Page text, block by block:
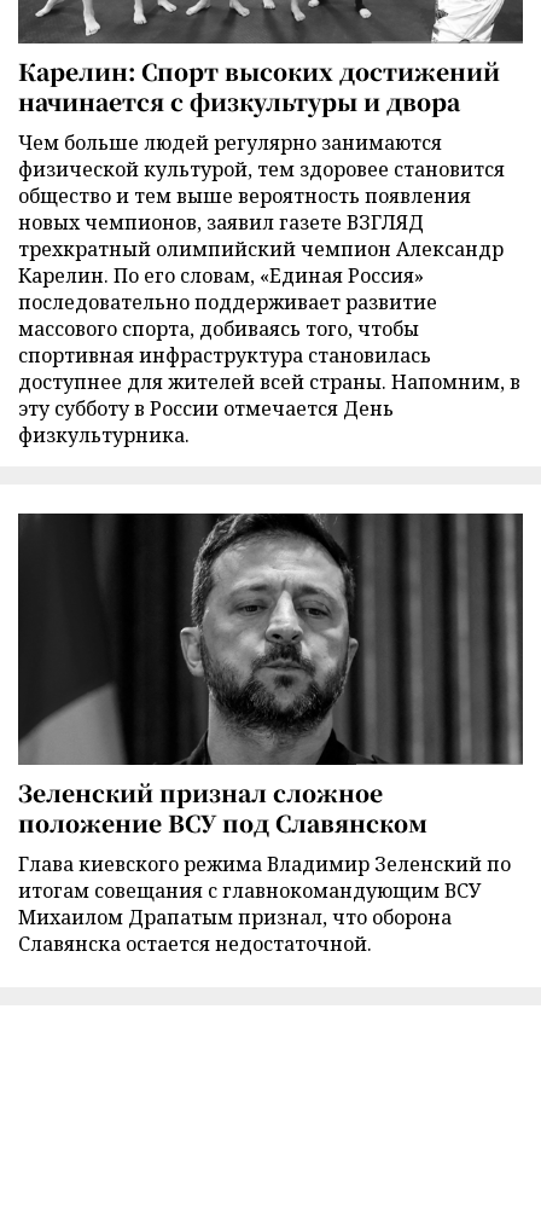
Карелин: Спорт высоких достижений
начинается с физкультуры и двора
Чем больше людей регулярно занимаются
физической культурой, тем здоровее становится
общество и тем выше вероятность появления
новых чемпионов, заявил газете ВЗГЛЯД
трехкратный олимпийский чемпион Александр
Карелин. По его словам, «Единая Россия»
последовательно поддерживает развитие
массового спорта, добиваясь того, чтобы
спортивная инфраструктура становилась
доступнее для жителей всей страны. Напомним, в
эту субботу в России отмечается День
физкультурника.
Зеленский признал сложное
положение ВСУ под Славянском
Глава киевского режима Владимир Зеленский по
итогам совещания с главнокомандующим ВСУ
Михаилом Драпатым признал, что оборона
Славянска остается недостаточной.